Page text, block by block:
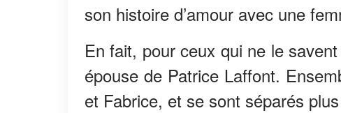
son histoire d’amour avec une
En fait, pour ceux qui ne le
épouse de Patrice Laffont.
et Fabrice, et se sont séparés